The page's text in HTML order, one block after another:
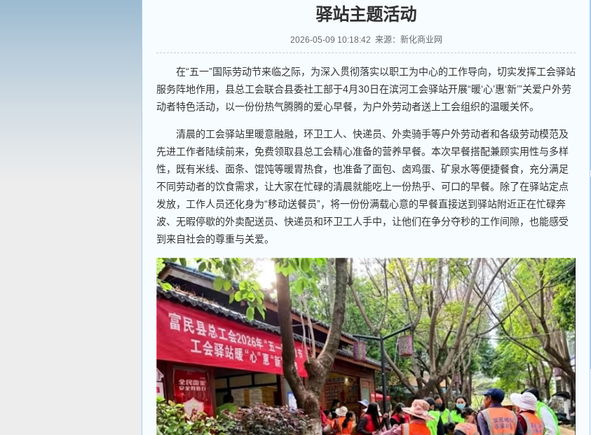
驿站主题活动
2026-05-09 10:18:42 来源：新化商业网
在“五一”国际劳动节来临之际，为深入贯彻落实以职工为中心的工作导向，切实发挥工会驿站
服务阵地作用，县总工会联合县委社工部于4月30日在滨河工会驿站开展“暖‘心’惠‘新’”关爱户外劳
动者特色活动，以一份份热气腾腾的爱心早餐，为户外劳动者送上工会组织的温暖关怀。
清晨的工会驿站里暖意融融，环卫工人、快递员、外卖骑手等户外劳动者和各级劳动模范及
先进工作者陆续前来，免费领取县总工会精心准备的营养早餐。本次早餐搭配兼顾实用性与多样
性，既有米线、面条、馄饨等暖胃热食，也准备了面包、卤鸡蛋、矿泉水等便捷餐食，充分满足
不同劳动者的饮食需求，让大家在忙碌的清晨就能吃上一份热乎、可口的早餐。除了在驿站定点
发放，工作人员还化身为“移动送餐员”，将一份份满载心意的早餐直接送到驿站附近正在忙碌奔
波、无暇停歇的外卖配送员、快递员和环卫工人手中，让他们在争分夺秒的工作间隙，也能感受
到来自社会的尊重与关爱。